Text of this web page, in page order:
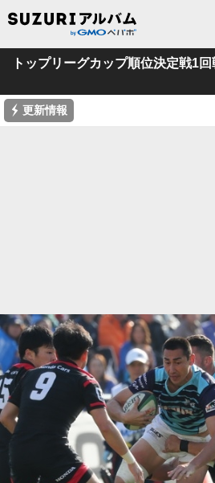
トップリーグカップ順位決定戦1回
⚡ 更新情報